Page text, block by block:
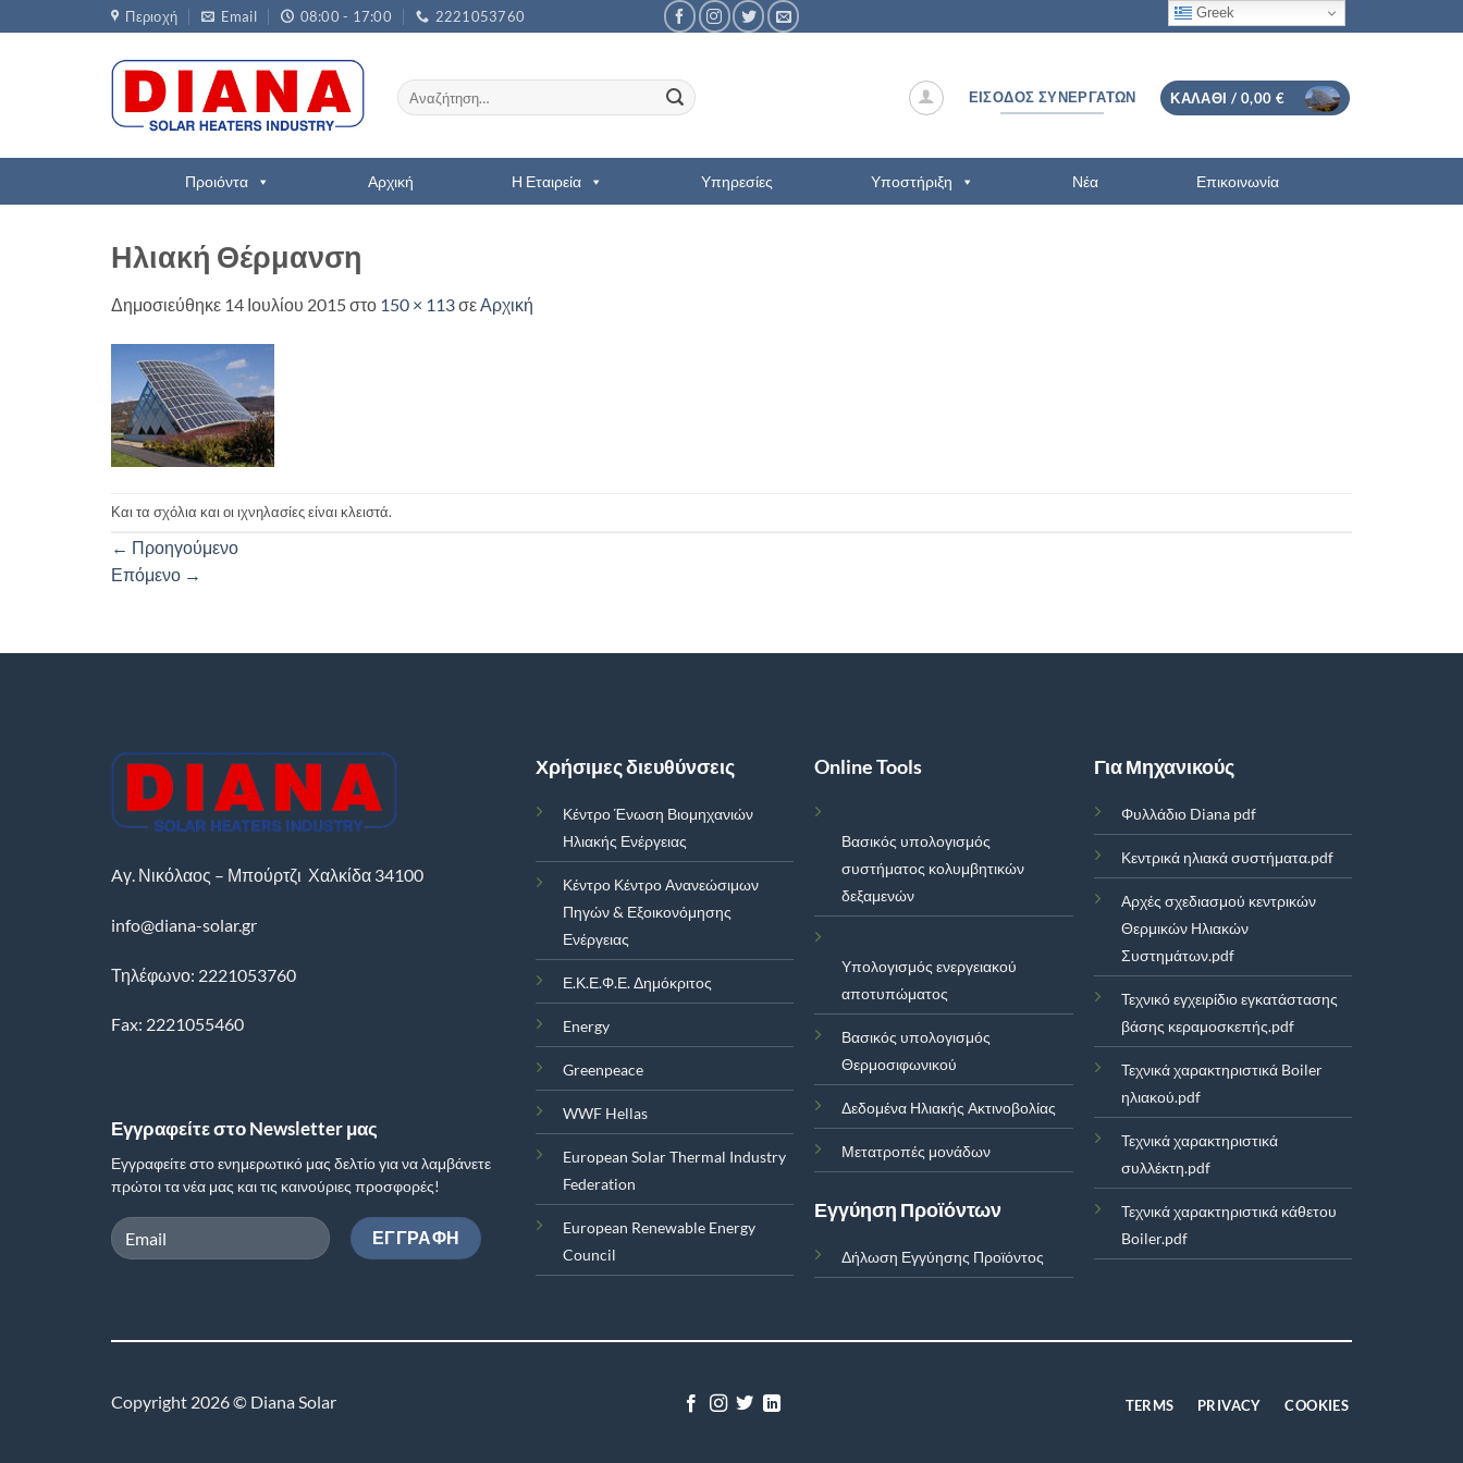
στο
Περιοχή Email 08:00 - 17:00 2221053760
Αναζήτηση
για:
ΕΊΣΟΔΟΣ ΣΥΝΕΡΓΑΤΏΝ ΚΑΛΆΘΙ / 0,00 €
Προιόντα Αρχική Η Εταιρεία Υπηρεσίες Υποστήριξη Νέα Επικοινωνία
Ηλιακή Θέρμανση
Δημοσιεύθηκε 14 Ιουλίου 2015στο 150 × 113σε Αρχική
Και τα σχόλια και οι ιχνηλασίες είναι κλειστά.
← Προηγούμενο
Επόμενο →
Aγ. Νικόλαος – Μπούρτζι Χαλκίδα 34100
info@diana-solar.gr
Τηλέφωνο: 2221053760
Fax: 2221055460
Εγγραφείτε στο Newsletter μας
Εγγραφείτε στο ενημερωτικό μας δελτίο για να λαμβάνετε
πρώτοι τα νέα μας και τις καινούριες προσφορές!
Χρήσιμες διευθύνσεις
Κέντρο Ένωση Βιομηχανιών
Ηλιακής Ενέργειας
Κέντρο Κέντρο Ανανεώσιμων
Πηγών & Εξοικονόμησης
Ενέργειας
Ε.Κ.Ε.Φ.Ε. Δημόκριτος
Energy
Greenpeace
WWF Hellas
European Solar Thermal Industry
Federation
European Renewable Energy
Council
Online Tools
Βασικός υπολογισμός
συστήματος κολυμβητικών
δεξαμενών
Υπολογισμός ενεργειακού
αποτυπώματος
Βασικός υπολογισμός
Θερμοσιφωνικού
Δεδομένα Ηλιακής Ακτινοβολίας
Μετατροπές μονάδων
Εγγύηση Προϊόντων
Δήλωση Εγγύησης Προϊόντος
Για Μηχανικούς
Φυλλάδιο Diana pdf
Κεντρικά ηλιακά συστήματα.pdf
Αρχές σχεδιασμού κεντρικών
Θερμικών Ηλιακών
Συστημάτων.pdf
Τεχνικό εγχειρίδιο εγκατάστασης
βάσης κεραμοσκεπής.pdf
Τεχνικά χαρακτηριστικά Boiler
ηλιακού.pdf
Τεχνικά χαρακτηριστικά
συλλέκτη.pdf
Τεχνικά χαρακτηριστικά κάθετου
Boiler.pdf
Copyright 2026 © Diana Solar TERMS PRIVACY COOKIES
Greek